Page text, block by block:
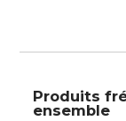
Produits
ensemble